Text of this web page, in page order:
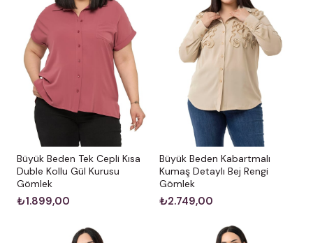
Büyük Beden Tek Cepli Kısa
Duble Kollu Gül Kurusu
Gömlek
₺1.899,00
Büyük Beden Kabartmalı
Kumaş Detaylı Bej Rengi
Gömlek
₺2.749,00